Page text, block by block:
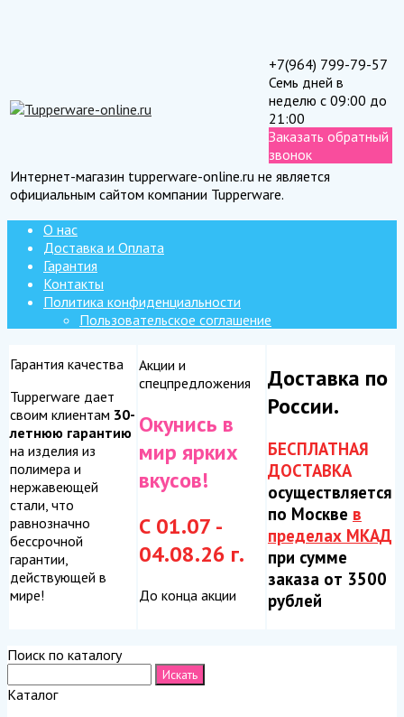
+7(964) 799-79-57
Семь дней в
неделю с 09:00 до
21:00
Заказать обратный
звонок
Интернет-магазин tupperware-online.ru не является
официальным сайтом компании Tupperware.
О нас
Доставка и Оплата
Гарантия
Контакты
Политика конфиденциальности
Пользовательское соглашение
Гарантия качества
Tupperware дает
своим клиентам 30-
летнюю гарантию
на изделия из
полимера и
нержавеющей
стали, что
равнозначно
бессрочной
гарантии,
действующей в
мире!
Акции и
спецпредложения
Окунись в
мир ярких
вкусов!
С 01.07 -
04.08.26 г.
До конца акции
Доставка по
России.
БЕСПЛАТНАЯ
ДОСТАВКА
осуществляется
по Москве в
пределах МКАД
при сумме
заказа от 3500
рублей
Поиск по каталогу
Каталог